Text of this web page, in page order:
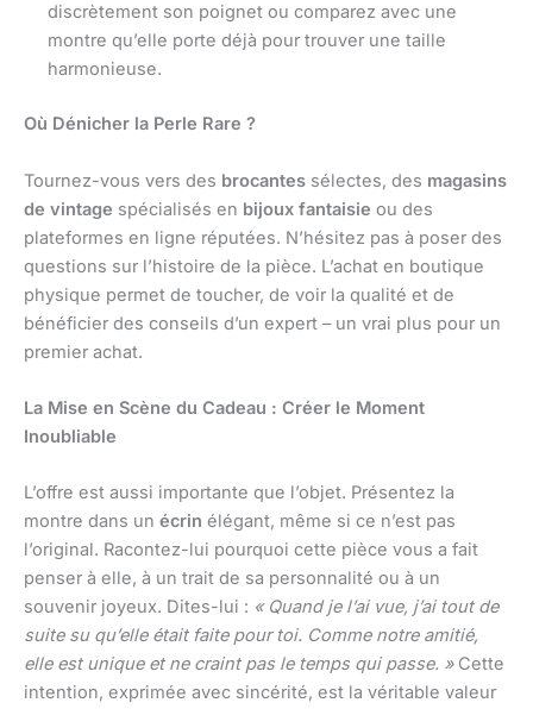
discrètement son poignet ou comparez avec une
montre qu’elle porte déjà pour trouver une taille
harmonieuse.
Où Dénicher la Perle Rare ?
Tournez-vous vers des brocantes sélectes, des magasins
de vintage spécialisés en bijoux fantaisie ou des
plateformes en ligne réputées. N’hésitez pas à poser des
questions sur l’histoire de la pièce. L’achat en boutique
physique permet de toucher, de voir la qualité et de
bénéficier des conseils d’un expert – un vrai plus pour un
premier achat.
La Mise en Scène du Cadeau : Créer le Moment
Inoubliable
L’offre est aussi importante que l’objet. Présentez la
montre dans un écrin élégant, même si ce n’est pas
l’original. Racontez-lui pourquoi cette pièce vous a fait
penser à elle, à un trait de sa personnalité ou à un
souvenir joyeux. Dites-lui : « Quand je l’ai vue, j’ai tout de
suite su qu’elle était faite pour toi. Comme notre amitié,
elle est unique et ne craint pas le temps qui passe. »Cette
intention, exprimée avec sincérité, est la véritable valeur